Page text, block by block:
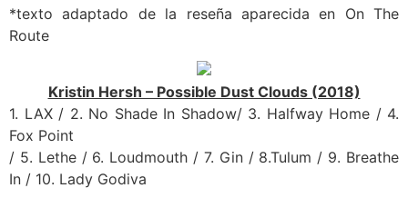
*texto adaptado de la reseña aparecida en On The
Route
Kristin Hersh – Possible Dust Clouds (2018)
1. LAX / 2. No Shade In Shadow/ 3. Halfway Home / 4.
Fox Point
/ 5. Lethe / 6. Loudmouth / 7. Gin / 8.Tulum / 9. Breathe
In / 10. Lady Godiva